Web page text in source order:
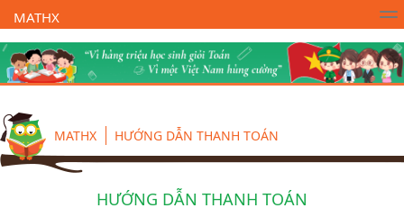
MATHX
Trường Toán Online MATHX Học toán - Lớp 1
MATHX HƯỚNG DẪN THANH TOÁN
HƯỚNG DẪN THANH TOÁN